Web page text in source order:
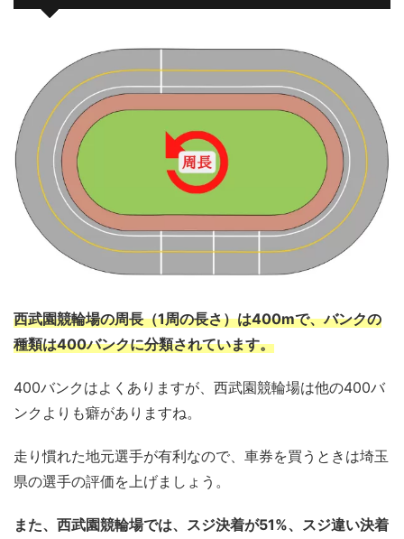
西武園競輪場の周長（1周の長さ）は400mで、バンクの
種類は400バンクに分類されています。
400バンクはよくありますが、西武園競輪場は他の400バ
ンクよりも癖がありますね。
走り慣れた地元選手が有利なので、車券を買うときは埼玉
県の選手の評価を上げましょう。
また、西武園競輪場では、スジ決着が51%、スジ違い決着